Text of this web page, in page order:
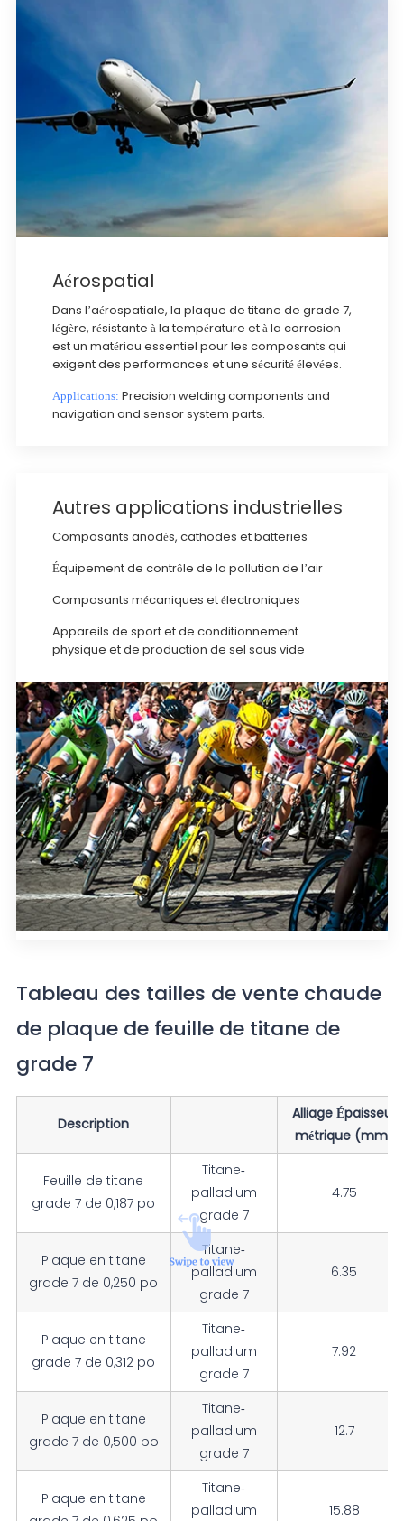
Aérospatial
Dans l’aérospatiale, la plaque de titane de grade 7,
légère, résistante à la température et à la corrosion
est un matériau essentiel pour les composants qui
exigent des performances et une sécurité élevées.
Applications: Precision welding components and
navigation and sensor system parts.
Autres applications industrielles
Composants anodés, cathodes et batteries
Équipement de contrôle de la pollution de l’air
Composants mécaniques et électroniques
Appareils de sport et de conditionnement
physique et de production de sel sous vide
Tableau des tailles de vente chaude
de plaque de feuille de titane de
grade 7
Description
Alliage Épaisseur
métrique (mm)
Feuille de titane
grade 7 de 0,187 po
Titane-
palladium
grade 7
4.75
Plaque en titane
grade 7 de 0,250 po
Titane-
palladium
grade 7
6.35
Plaque en titane
grade 7 de 0,312 po
Titane-
palladium
grade 7
7.92
Plaque en titane
grade 7 de 0,500 po
Titane-
palladium
grade 7
12.7
Plaque en titane
Titane-
palladium
15.88